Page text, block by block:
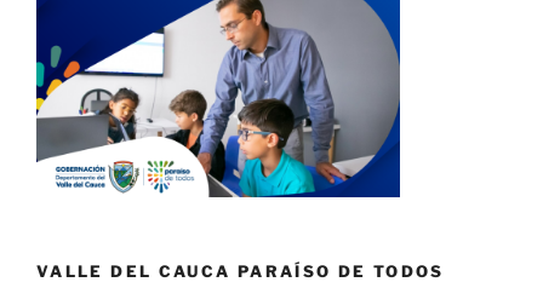
VALLE DEL CAUCA PARAÍSO DE TODOS